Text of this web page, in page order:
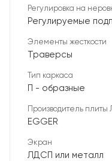
Регулировка на
Регулируемые
Элементы жесткости
Траверсы
Тип каркаса
П - образные
Производитель плиты
EGGER
Экран
ЛДСП или металл